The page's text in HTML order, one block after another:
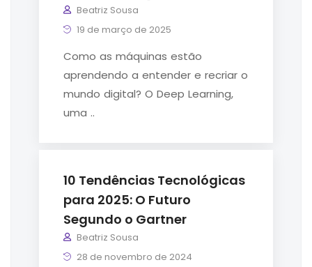
Beatriz Sousa
19 de março de 2025
Como as máquinas estão
aprendendo a entender e recriar o
mundo digital? O Deep Learning,
uma ..
10 Tendências Tecnológicas
para 2025: O Futuro
Segundo o Gartner
Beatriz Sousa
28 de novembro de 2024